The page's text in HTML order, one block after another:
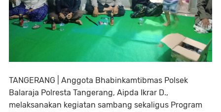
TANGERANG | Anggota Bhabinkamtibmas Polsek
Balaraja Polresta Tangerang, Aipda Ikrar D.,
melaksanakan kegiatan sambang sekaligus Program